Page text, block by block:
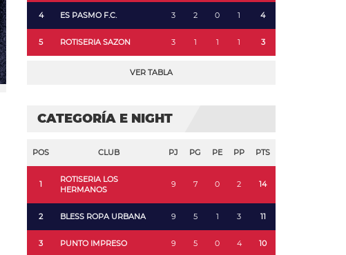
4 ES PASMO F.C. 3 2 0 1 4
5 ROTISERIA SAZON 3 1 1 1 3
VER TABLA
CATEGORÍA E NIGHT
POS CLUB PJ PG PE PP PTS
1
ROTISERIA LOS
HERMANOS
9 7 0 2 14
2 BLESS ROPA URBANA 9 5 1 3 11
3 PUNTO IMPRESO 9 5 0 4 10